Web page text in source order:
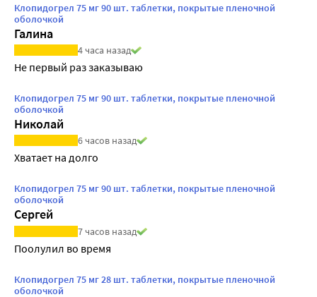
Клопидогрел 75 мг 90 шт. таблетки, покрытые пленочной
оболочкой
Галина
4 часа назад
Не первый раз заказываю
Клопидогрел 75 мг 90 шт. таблетки, покрытые пленочной
оболочкой
Николай
6 часов назад
Хватает на долго
Клопидогрел 75 мг 90 шт. таблетки, покрытые пленочной
оболочкой
Сергей
7 часов назад
Поолулил во время
Клопидогрел 75 мг 28 шт. таблетки, покрытые пленочной
оболочкой